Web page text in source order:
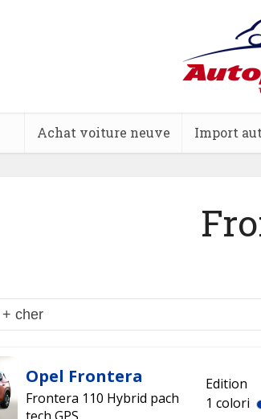
Achat voiture neuve Import
Opel Frontera
Frontera 110 Hybrid pach
Edition
1 colori